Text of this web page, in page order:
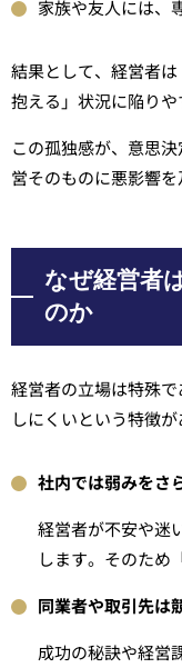
家族や友人には、
結果として、経営者
抱える」状況に陥りや
この孤独感が、意思
営そのものに悪影響
なぜ経営者
のか
経営者の立場は特殊
しにくいという特徴が
社内では弱みをさ
経営者が不安や迷
します。そのため
同業者や取引先は
成功の秘訣や経営